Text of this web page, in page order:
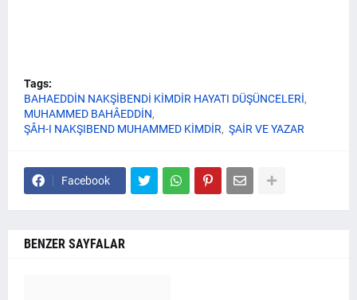
Tags:
BAHAEDDİN NAKŞİBENDİ KİMDİR HAYATI DÜŞÜNCELERİ
MUHAMMED BAHÂEDDİN
ŞÂH-I NAKŞIBEND MUHAMMED KİMDİR
ŞAİR VE YAZAR
Facebook
BENZER SAYFALAR